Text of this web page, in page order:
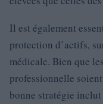
Il est également
protection d’actifs,
médicale. Bien que
professionnelle
bonne stratégie